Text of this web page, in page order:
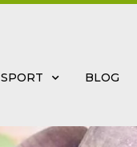
SPORT BLOG